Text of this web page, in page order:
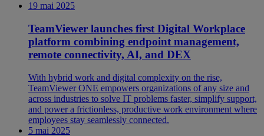
19 mai 2025
TeamViewer launches first Digital Workplace
platform combining endpoint management,
remote connectivity, AI, and DEX
With hybrid work and digital complexity on the rise,
TeamViewer ONE empowers organizations of any size and
across industries to solve IT problems faster, simplify support,
and power a frictionless, productive work environment where
employees stay seamlessly connected.
5 mai 2025